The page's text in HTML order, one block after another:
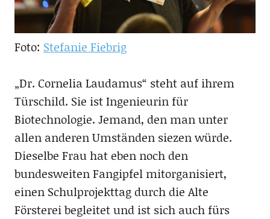
Foto: Stefanie Fiebrig
„Dr. Cornelia Laudamus“ steht auf ihrem
Türschild. Sie ist Ingenieurin für
Biotechnologie. Jemand, den man unter
allen anderen Umständen siezen würde.
Dieselbe Frau hat eben noch den
bundesweiten Fangipfel mitorganisiert,
einen Schulprojekttag durch die Alte
Försterei begleitet und ist sich auch fürs